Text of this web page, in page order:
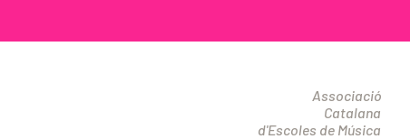
Associació
Catalana
d'Escoles de Música